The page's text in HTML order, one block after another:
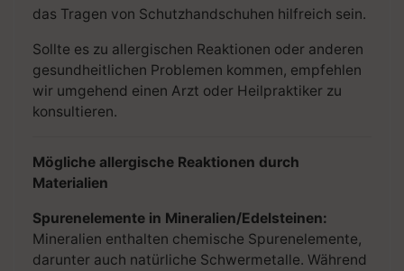
das Tragen von Schutzhandschuhen hilfreich sein.
Sollte es zu allergischen Reaktionen oder anderen
gesundheitlichen Problemen kommen, empfehlen
wir umgehend einen Arzt oder Heilpraktiker zu
konsultieren.
Mögliche allergische Reaktionen durch
Materialien
Spurenelemente in Mineralien/Edelsteinen:
Mineralien enthalten chemische Spurenelemente,
darunter auch natürliche Schwermetalle. Während